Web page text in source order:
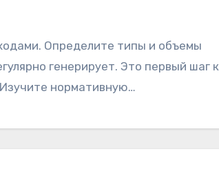
генерирует. Это первый шаг к
нормативную…